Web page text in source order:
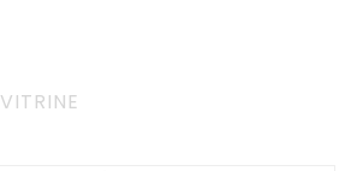
VITRINE